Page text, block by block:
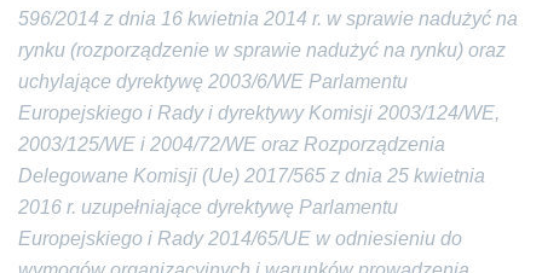
596/2014 z dnia 16 kwietnia 2014 r. w sprawie nadużyć na
rynku (rozporządzenie w sprawie nadużyć na rynku) oraz
uchylające dyrektywę 2003/6/WE Parlamentu
Europejskiego i Rady i dyrektywy Komisji 2003/124/WE,
2003/125/WE i 2004/72/WE oraz Rozporządzenia
Delegowane Komisji (Ue) 2017/565 z dnia 25 kwietnia
2016 r. uzupełniające dyrektywę Parlamentu
Europejskiego i Rady 2014/65/UE w odniesieniu do